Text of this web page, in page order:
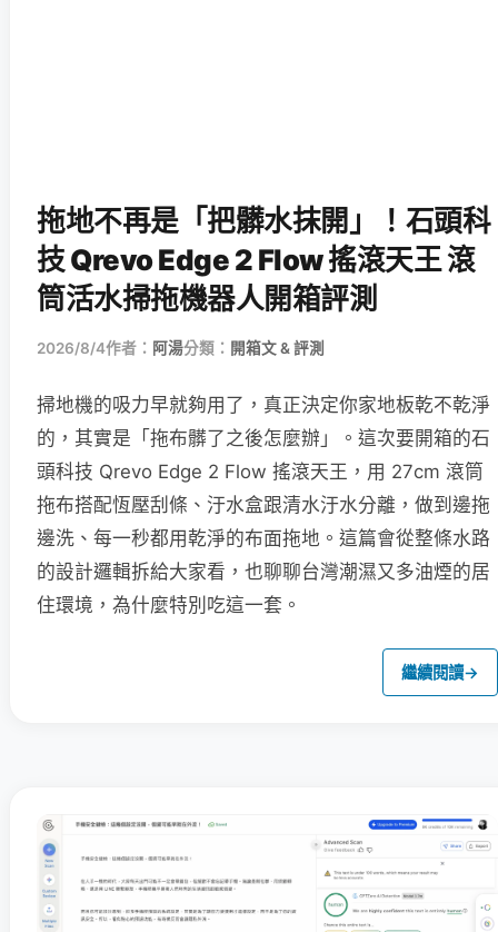
拖地不再是「把髒水抹開」！石頭科
技 Qrevo Edge 2 Flow 搖滾天王 滾
筒活水掃拖機器人開箱評測
2026/8/4作者： 阿湯分類： 開箱文 & 評測
掃地機的吸力早就夠用了，真正決定你家地板乾不乾淨
的，其實是「拖布髒了之後怎麼辦」。這次要開箱的石
頭科技 Qrevo Edge 2 Flow 搖滾天王，用 27cm 滾筒
拖布搭配恆壓刮條、汙水盒跟清水汙水分離，做到邊拖
邊洗、每一秒都用乾淨的布面拖地。這篇會從整條水路
的設計邏輯拆給大家看，也聊聊台灣潮濕又多油煙的居
住環境，為什麼特別吃這一套。
繼續閱讀→